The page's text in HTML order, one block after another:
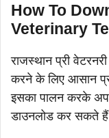
How To
Veterinary
राजस्थान प्री
करने के लिए आसान
इसका पालन करके
डाउनलोड कर सकते